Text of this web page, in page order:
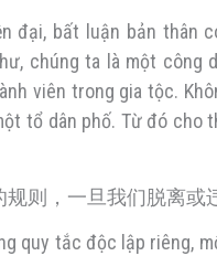
đại, bất luận bản thân
chúng ta là một công
viên trong gia tộc.
tổ dân phố. Từ đó
则，一旦我们脱离或
quy tắc độc lập riêng,